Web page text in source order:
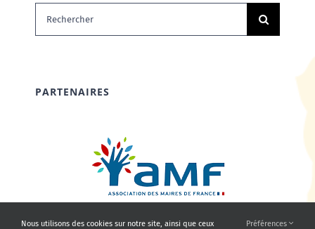
Rechercher:
PARTENAIRES
Nous utilisons des cookies sur notre site, ainsi que ceux Préférences